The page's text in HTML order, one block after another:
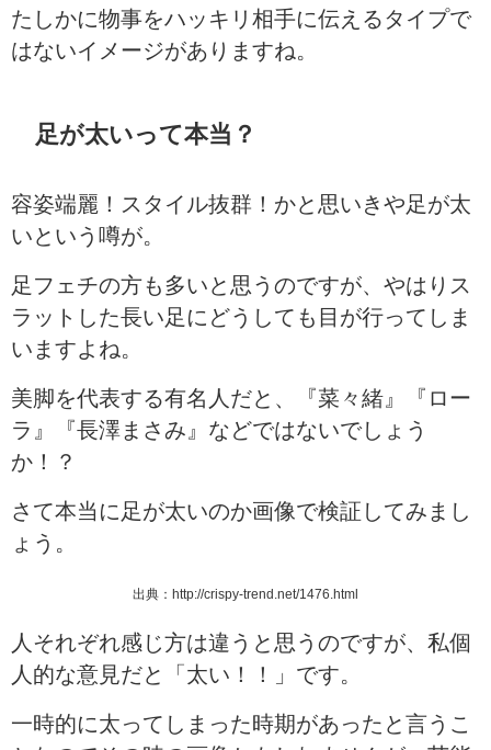
たしかに物事をハッキリ相手に伝えるタイプで
はないイメージがありますね。
足が太いって本当？
容姿端麗！スタイル抜群！かと思いきや足が太
いという噂が。
足フェチの方も多いと思うのですが、やはりス
ラットした長い足にどうしても目が行ってしま
いますよね。
美脚を代表する有名人だと、『菜々緒』『ロー
ラ』『長澤まさみ』などではないでしょう
か！？
さて本当に足が太いのか画像で検証してみまし
ょう。
出典：http://crispy-trend.net/1476.html
人それぞれ感じ方は違うと思うのですが、私個
人的な意見だと「太い！！」です。
一時的に太ってしまった時期があったと言うこ